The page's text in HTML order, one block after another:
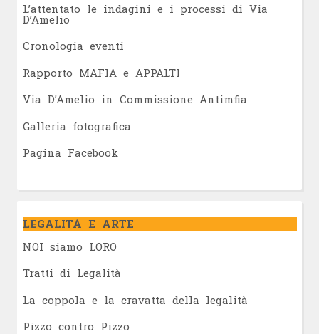
L’attentato le indagini e i processi di Via
D’Amelio
Cronologia eventi
Rapporto MAFIA e APPALTI
Via D’Amelio in Commissione Antimfia
Galleria fotografica
Pagina Facebook
LEGALITÀ E ARTE
NOI siamo LORO
Tratti di Legalità
La coppola e la cravatta della legalità
Pizzo contro Pizzo